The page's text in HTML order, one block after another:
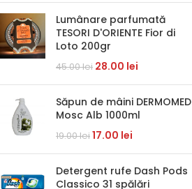
Lumânare parfumată
TESORI D'ORIENTE Fior di
Loto 200gr
45.00lei 28.00 lei
Săpun de mâini DERMOMED
Mosc Alb 1000ml
19.00lei17.00 lei
Detergent rufe Dash Pods
Classico 31 spălări